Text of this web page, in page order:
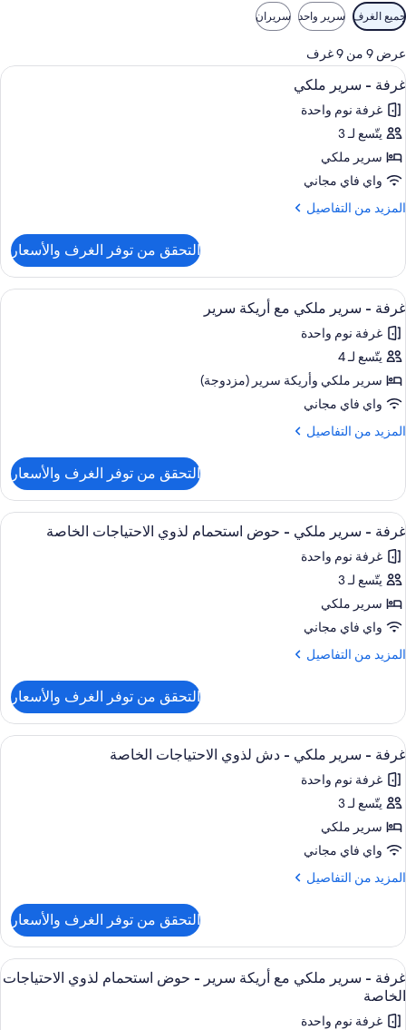
عوامل
التصفية
المتاحة
للغرف
جميع الغرف سرير واحد سريران
عرض 9 من 9 غرف
استعراض
جميع
صور
غرفة
-
سرير
ملكي
ملاءات للفراش لا تسبب الحساسية
2
غرفة - سرير ملكي
غرفة نوم واحدة
يتّسع لـ 3
سرير ملكي
واي فاي مجاني
المزيد من التفاصيل
المزيد
غرفة
سرير
ملكي
التحقق من توفر الغرف والأسعار
استعراض
جميع
صور
غرفة
-
سرير
ملكي
سرير
مستلزمات مجانية للعناية الشخصية،
2
غرفة - سرير ملكي مع أريكة سرير
غرفة نوم واحدة
يتّسع لـ 4
سرير ملكي‫‬ وأريكة سرير (مزدوجة)
واي فاي مجاني
المزيد من التفاصيل
المزيد
غرفة
سرير
ملكي
مع
أريكة
التحقق من توفر الغرف والأسعار
استعراض
جميع
صور
غرفة
-
سرير
ملكي
استحمام
لذوي
الاحتياجات
الخاصة
مستلزمات مجانية للعناية الشخصية،
2
غرفة - سرير ملكي - حوض استحمام لذوي الاحتياجات الخاصة
غرفة نوم واحدة
يتّسع لـ 3
سرير ملكي
واي فاي مجاني
المزيد من التفاصيل
المزيد
غرفة
سرير
ملكي
حوض
استحمام
لذوي
الاحتياجات
التحقق من توفر الغرف والأسعار
استعراض
جميع
صور
غرفة
-
سرير
ملكي
لذوي
الاحتياجات
الخاصة
ملاءات للفراش لا تسبب الحساسية
2
غرفة - سرير ملكي - دش لذوي الاحتياجات الخاصة
غرفة نوم واحدة
يتّسع لـ 3
سرير ملكي
واي فاي مجاني
المزيد من التفاصيل
المزيد
غرفة
سرير
ملكي
دش
التحقق من توفر الغرف والأسعار
استعراض
جميع
صور
مستلزمات مجانية للعناية الشخصية،
2
غرفة - سرير ملكي مع أريكة سرير - حوض استحمام لذوي الاحتياجات
الخاصة
غرفة نوم واحدة